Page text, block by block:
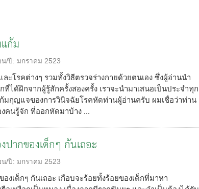
ก้ม
น/ปี: มกราคม 2523
ะโรคต่างๆ รวมทั้งวิธีตรวจร่างกายด้วยตนเอง ซึ่งผู้อ่านนำ
ได้ฝึกจากผู้รู้สักครั้งสองครั้ง เราจะนำมาเสนอเป็นประจำทุก
มกุญแจของการวินิจฉัยโรคหัดท่านผู้อ่านครับ ผมเชื่อว่าท่าน
คนรู้จัก ที่ออกหัดมาบ้าง ...
ากของเด็กๆ กันเถอะ
น/ปี: มกราคม 2523
งเด็กๆ กันเถอะ เกือบจะร้อยทั้งร้อยของเด็กที่มาหา